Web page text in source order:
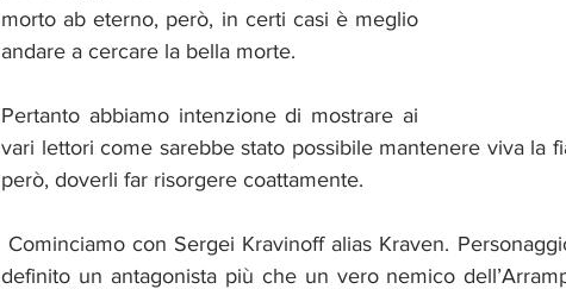
morto ab eterno, però, in certi casi è meglio
andare a cercare la bella morte.
Pertanto abbiamo intenzione di mostrare ai
vari lettori come sarebbe stato possibile mantenere viva la
però, doverli far risorgere coattamente.
definito un antagonista più che un vero nemico